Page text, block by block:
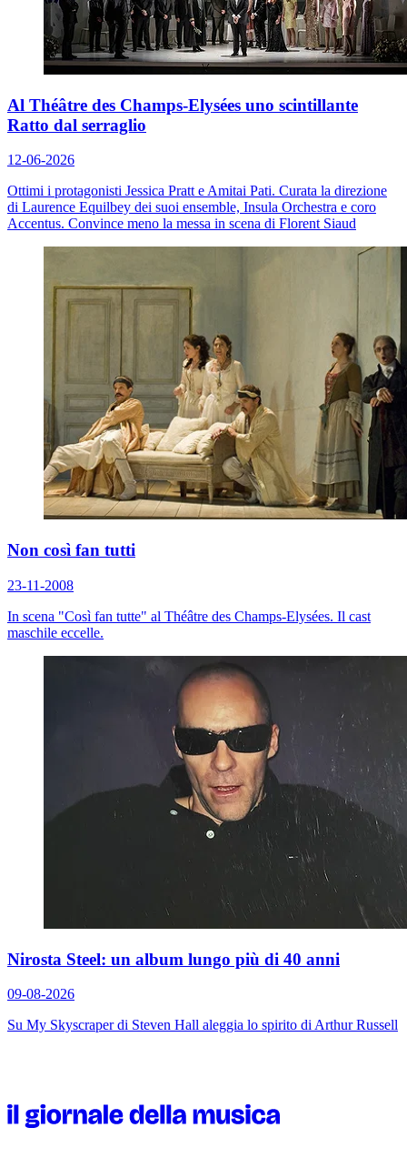
Al Théâtre des Champs-Elysées uno scintillante
Ratto dal serraglio
12-06-2026
Ottimi i protagonisti Jessica Pratt e Amitai Pati. Curata la direzione
di Laurence Equilbey dei suoi ensemble, Insula Orchestra e coro
Accentus. Convince meno la messa in scena di Florent Siaud
Non così fan tutti
23-11-2008
In scena "Così fan tutte" al Théâtre des Champs-Elysées. Il cast
maschile eccelle.
Nirosta Steel: un album lungo più di 40 anni
09-08-2026
Su My Skyscraperdi Steven Hall aleggia lo spirito di Arthur Russell